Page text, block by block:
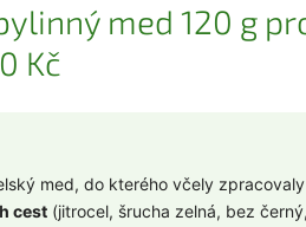
med 120 g
Kč
med, do kterého včely
cest (jitrocel, šrucha zelná, bez